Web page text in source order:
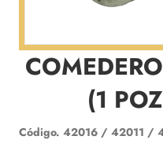
(1
Código. 42016 / 42011 /